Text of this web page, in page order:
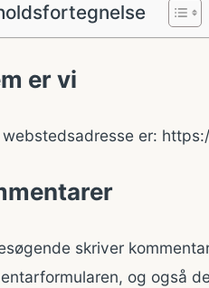
er vi
webstedsadresse er:
skriver
og også